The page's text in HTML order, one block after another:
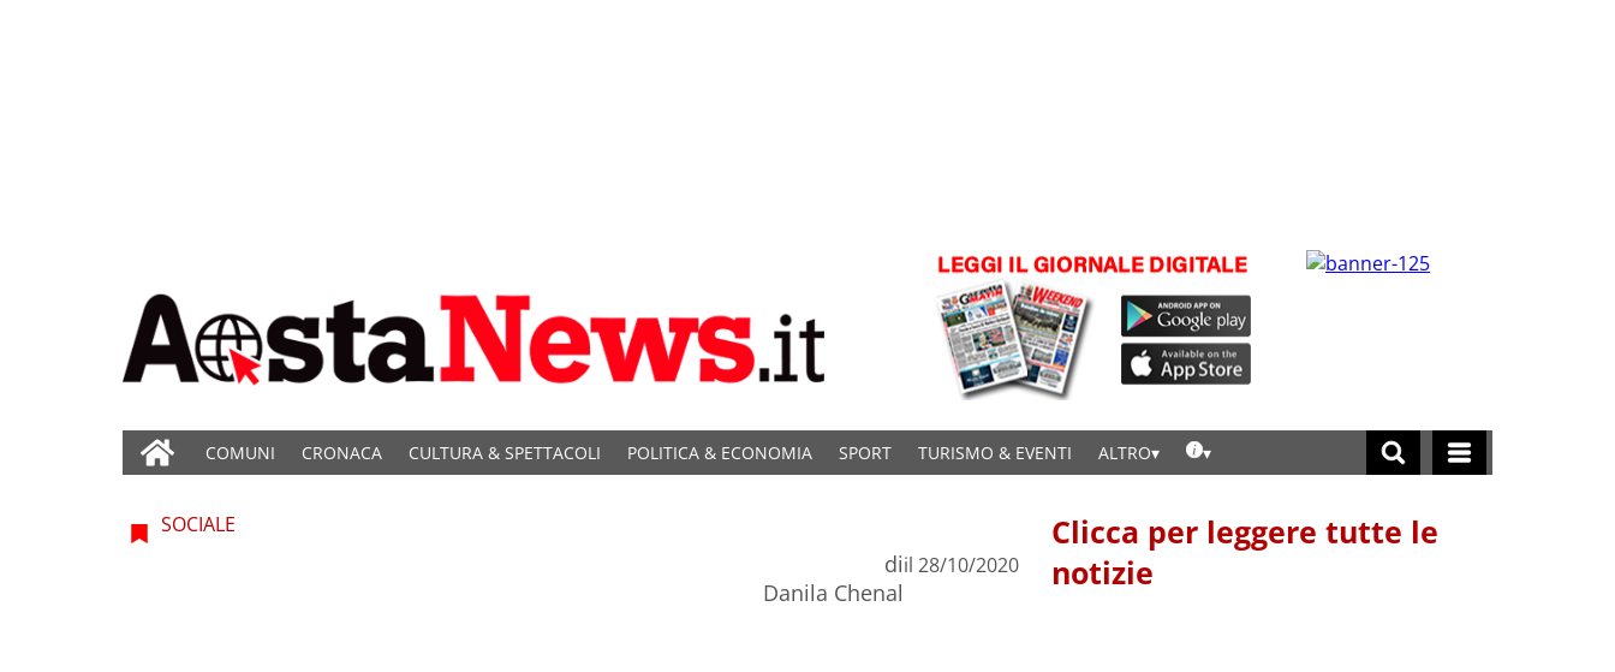
COMUNI CRONACA CULTURA & SPETTACOLI POLITICA & ECONOMIA SPORT TURISMO & EVENTI ALTRO
SOCIALE
di
Danila Chenal
il 28/10/2020
Clicca per leggere tutte le
notizie